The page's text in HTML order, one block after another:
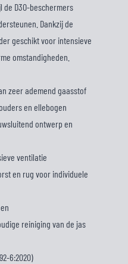
D3O-beschermers
Dankzij de
geschikt voor intensieve
omstandigheden.
zeer ademend gaasstof
en ellebogen
ontwerp en
ventilatie
en rug voor individuele
reiniging van de jas
6:2020)